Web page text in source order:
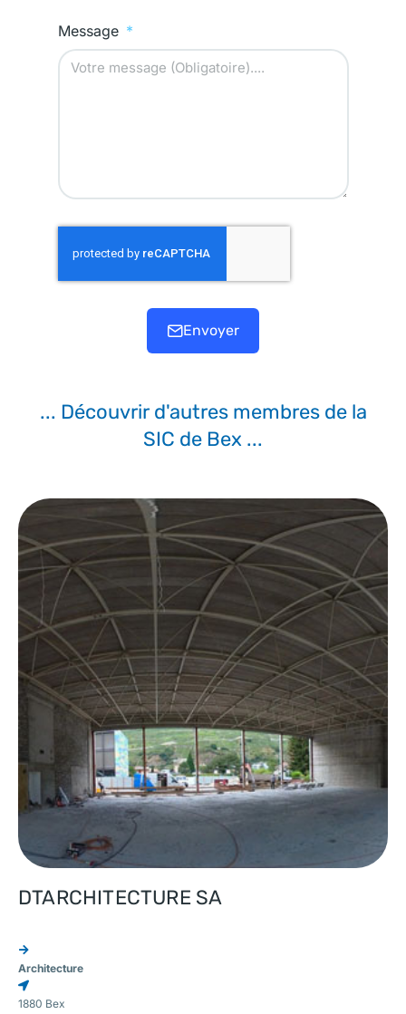
Message
Envoyer
... Découvrir d'autres membres de la
SIC de Bex ...
DTARCHITECTURE SA
Architecture
1880 Bex